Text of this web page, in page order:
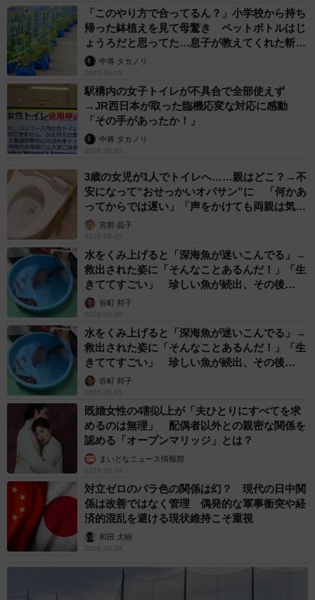
「このやり方で合ってるん？」小学校から持ち
帰った鉢植えを見て母驚き ペットボトルはじ
ょうろだと思ってた…息子が教えてくれた斬新
な水やりとは
中将 タカノリ
2026.08.05
駅構内の女子トイレが不具合で全部使えず
→JR西日本が取った臨機応変な対応に感動
「その手があったか！」
中将 タカノリ
2026.08.05
3歳の女児が1人でトイレへ……親はどこ？→不
安になって“おせっかいオバサン”に 「何かあ
ってからでは遅い」「声をかけても両親は気づ
かぬまま」
宮前 晶子
2026.08.05
水をくみ上げると「深海魚が迷いこんでる」→
救出された姿に「そんなことあるんだ！」「生
きててすごい」 珍しい魚が続出、その後
は……谷町 邦子
2026.08.05
水をくみ上げると「深海魚が迷いこんでる」→
救出された姿に「そんなことあるんだ！」「生
きててすごい」 珍しい魚が続出、その後
は……谷町 邦子
2026.08.05
既婚女性の4割以上が「夫ひとりにすべてを求
めるのは無理」 配偶者以外との親密な関係を
認める「オープンマリッジ」とは？
まいどなニュース情報部
2026.08.04
対立ゼロのバラ色の関係は幻？ 現代の日中関
係は改善ではなく管理 偶発的な軍事衝突や経
済的混乱を避ける現状維持こそ重視
和田 大樹
2026.08.04